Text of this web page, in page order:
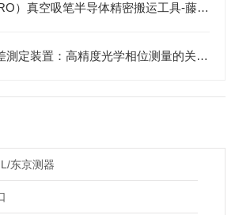
日本福乐（FLUORO）真空吸笔半导体精密搬运工具-藤田光学
KOBRA-WX位相差測定装置：高精度光学相位测量的关键技术解析
东京测器